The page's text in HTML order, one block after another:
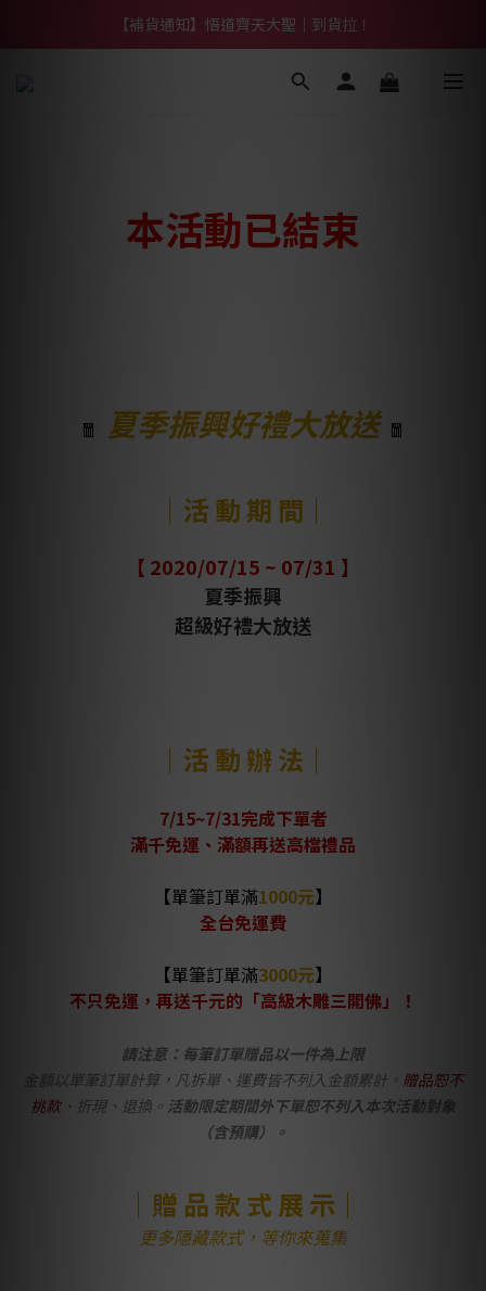
【熱門】馬上有系列！四種寶物幫你財運「轉」進來
【補貨通知】悟道齊天大聖｜到貨拉！
【熱門】馬上有系列！四種寶物幫你財運「轉」進來
本活動已結束
🧧 夏季振興好禮大放送 🧧
｜活 動 期 間｜
【 2020/07/15 ~ 07/31 】
夏季振興
超級好禮大放送
｜活 動 辦 法｜
7/15~7/31完成下單者
滿千免運、滿額再送高檔禮品
【單筆訂單滿1000元】
全台免運費
【單筆訂單滿3000元】
不只免運，再送千元的「高級木雕三開佛」！
請注意：每筆訂單贈品以一件為上限
金額以單筆訂單計算，凡拆單、運費皆不列入金額累計。 贈品恕不
挑款、折現、退換。 活動限定期間外下單恕不列入本次活動對象
（含預購）。
｜贈 品 款 式 展 示｜
更多隱藏款式，等你來蒐集